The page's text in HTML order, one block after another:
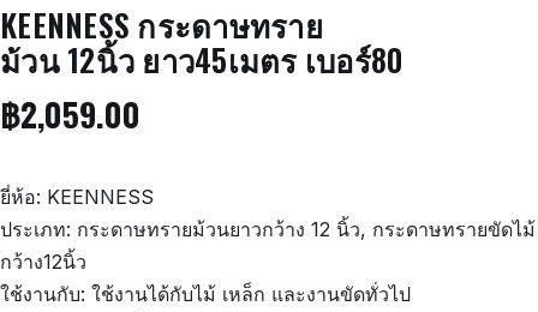
KEENNESS กระดาษทราย
ม้วน 12นิ้ว ยาว45เมตร เบอร์80
฿2,059.00
ยี่ห้อ: KEENNESS
ประเภท: กระดาษทรายม้วนยาวกว้าง 12 นิ้ว, กระดาษทรายขัดไม้
กว้าง12นิ้ว
ใช้งานกับ: ใช้งานได้กับไม้ เหล็ก และงานขัดทั่วไป